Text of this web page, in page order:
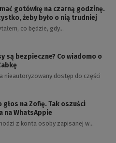
gotówkę na czarną godzinę.
żeby było o nią trudniej
co będzie, gdy…
są bezpieczne? Co wiadomo o
nieautoryzowany dostęp do części
na Zofię. Tak oszuści
na WhatsAppie
z konta osoby zapisanej w…